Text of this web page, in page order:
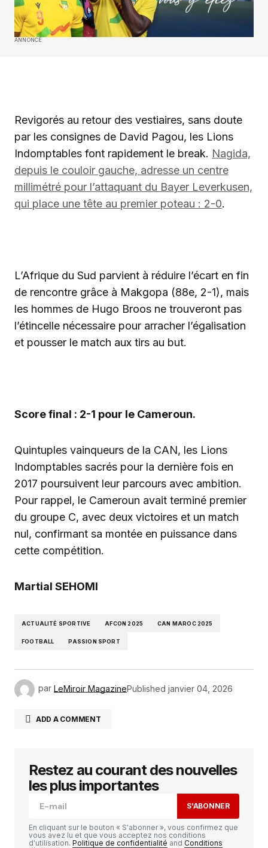
ANNONCE
‎Revigorés au retour des vestiaires, sans doute
par les consignes de David Pagou, les Lions
Indomptables font rapidement le break. Nagida,
depuis le couloir gauche, adresse un centre
millimétré pour l’attaquant du Bayer Leverkusen,
qui place une tête au premier poteau : 2-0.
‎L’Afrique du Sud parvient à réduire l’écart en fin
de rencontre grâce à Makgopa (88e, 2-1), mais
les hommes de Hugo Broos ne trouveront pas
l’étincelle nécessaire pour arracher l’égalisation
et pousser le match aux tirs au but.
Score final : 2-1 pour le Cameroun.
‎Quintuples vainqueurs de la CAN, les Lions
Indomptables sacrés pour la dernière fois en
2017 poursuivent leur parcours avec ambition.
Pour rappel, le Cameroun avait terminé premier
du groupe C, avec deux victoires et un match
nul, confirmant sa montée en puissance dans
cette compétition.
Martial SEHOMI
ACTUALITÉ SPORTIVE AFCON 2025 CAN MAROC 2025
FOOTBALL PASSION SPORT
par LeMiroir MagazinePublished janvier 04, 2026
ADD A COMMENT
Votre adresse e-mail ne sera pas publiée. Les
champs obligatoires sont indiqués avec
Restez au courant des nouvelles
les plus importantes
S'ABONNER
En cliquant sur le bouton « S'abonner », vous confirmez que
vous avez lu et que vous acceptez nos conditions
d'utilisation. Politique de confidentialité and Conditions